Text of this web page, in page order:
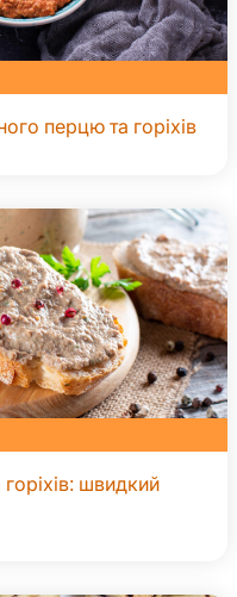
перцю та горіхів
швидкий